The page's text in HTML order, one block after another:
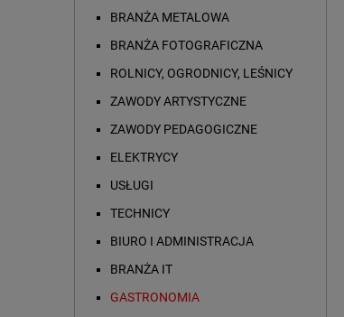
BRANŻA METALOWA
BRANŻA FOTOGRAFICZNA
ROLNICY, OGRODNICY, LEŚNICY
ZAWODY ARTYSTYCZNE
ZAWODY PEDAGOGICZNE
ELEKTRYCY
USŁUGI
TECHNICY
BIURO I ADMINISTRACJA
BRANŻA IT
GASTRONOMIA